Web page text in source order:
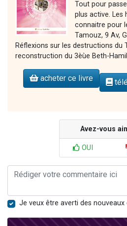
Tout pour
plus active. Les
connaitre pour
Tamouz, 9 Av,
Réflexions sur les destructions du
reconstruction du 3èùe Beth-
acheter ce livre
Avez-vous
OUI
Je veux être averti des